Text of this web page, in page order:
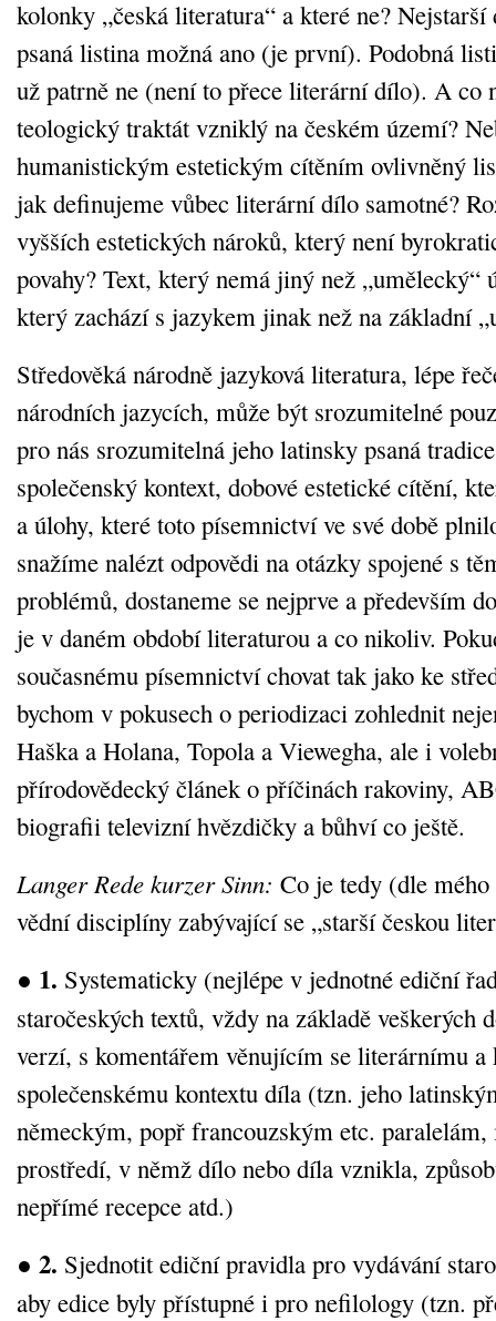
kolonky „česká literatura“ a které ne? Nejstarší
psaná listina možná ano (je první). Podobná
už patrně ne (není to přece literární dílo). A co
teologický traktát vzniklý na českém území?
humanistickým estetickým cítěním ovlivněný
jak definujeme vůbec literární dílo samotné?
vyšších estetických nároků, který není
povahy? Text, který nemá jiný než „umělecký“
který zachází s jazykem jinak než na základní
Středověká národně jazyková literatura, lépe
národních jazycích, může být srozumitelné
pro nás srozumitelná jeho latinsky psaná
společenský kontext, dobové estetické cítění,
a úlohy, které toto písemnictví ve své době
snažíme nalézt odpovědi na otázky spojené s
problémů, dostaneme se nejprve a především
je v daném období literaturou a co nikoliv.
současnému písemnictví chovat tak jako ke
bychom v pokusech o periodizaci zohlednit
Haška a Holana, Topola a Viewegha, ale i
přírodovědecký článek o příčinách rakoviny,
biografii televizní hvězdičky a bůhví co ještě.
Langer Rede kurzer Sinn: Co je tedy (dle
vědní disciplíny zabývající se „starší českou
● 1. Systematicky (nejlépe v jednotné ediční
staročeských textů, vždy na základě veškerých
verzí, s komentářem věnujícím se literárnímu a
společenskému kontextu díla (tzn. jeho
německým, popř francouzským etc.
prostředí, v němž dílo nebo díla vznikla,
nepřímé recepce atd.)
● 2. Sjednotit ediční pravidla pro vydávání
aby edice byly přístupné i pro nefilology (tzn.